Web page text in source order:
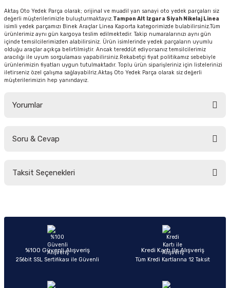
Aktaş Oto Yedek Parça olarak; orijinal ve muadil yan sanayi oto yedek parçaları siz
değerli müşterilerimizle buluşturmaktayız.Tampon Alt Izgara Siyah Nikelaj Linea
isimli yedek parçamızı Binek Araçlar Linea Kaporta kategorimizde bulabilirsiniz.Tüm
ürünlerimiz aynı gün kargoya teslim edilmektedir. Takip numaralarınızı aynı gün
içinde temsilcilerimizden alabilirsiniz. Ürün isimlerinde yedek parçaların uyumlu
olduğu araçlar açıkça belirtilmiştir. Ancak tereddüt ediyorsanız temsilcilerimiz
aracılığı ile uyum sorgulaması yapabilirsiniz.Rekabetçi fiyat politikamız sebebiyle
ürünlerimizin fiyatları uygun tutulmaktadır. Toplu ürün siparişleriniz için listelerinizi
iletirseniz özel çalışma sağlayabilriz.Aktaş Oto Yedek Parça olarak siz değerli
müşterilerimizin hep yanındayız.
Yorumlar
Soru & Cevap
Taksit Seçenekleri
%100 Güvenli Alışveriş
256bit SSL Sertifikası ile Güvenli
Kredi Kartı ile Alışveriş
Tüm Kredi Kartlarına 12 Taksit